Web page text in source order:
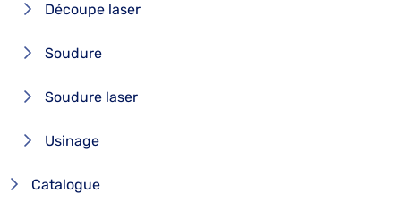
Découpe laser
Soudure
Soudure laser
Usinage
Catalogue